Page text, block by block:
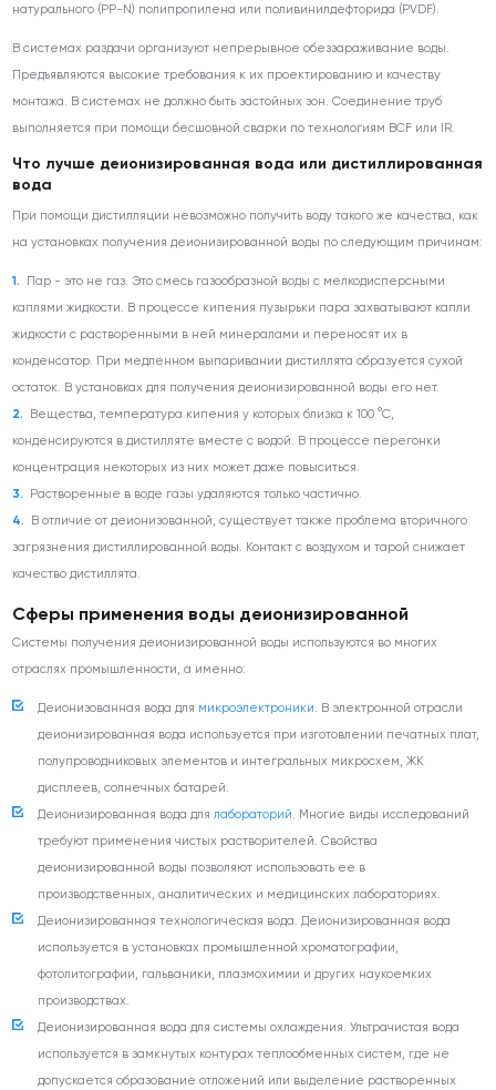
натурального (PP-N) полипропилена или поливинилдефторида (PVDF).
В системах раздачи организуют непрерывное обеззараживание воды.
Предъявляются высокие требования к их проектированию и качеству
монтажа. В системах не должно быть застойных зон. Соединение труб
выполняется при помощи бесшовной сварки по технологиям BCF или IR.
Что лучше деионизированная вода или дистиллированная
вода
При помощи дистилляции невозможно получить воду такого же качества, как
на установках получения деионизированной воды по следующим причинам:
Пар - это не газ. Это смесь газообразной воды с мелкодисперсными
каплями жидкости. В процессе кипения пузырьки пара захватывают капли
жидкости с растворенными в ней минералами и переносят их в
конденсатор. При медленном выпаривании дистиллята образуется сухой
остаток. В установках для получения деионизированной воды его нет.
Вещества, температура кипения у которых близка к 100 °C,
конденсируются в дистилляте вместе с водой. В процессе перегонки
концентрация некоторых из них может даже повыситься.
Растворенные в воде газы удаляются только частично.
В отличие от деионизованной, существует также проблема вторичного
загрязнения дистиллированной воды. Контакт с воздухом и тарой снижает
качество дистиллята.
Сферы применения воды деионизированной
Системы получения деионизированной воды используются во многих
отраслях промышленности, а именно:
Деионизованная вода для микроэлектроники. В электронной отрасли
деионизированная вода используется при изготовлении печатных плат,
полупроводниковых элементов и интегральных микросхем, ЖК
дисплеев, солнечных батарей.
Деионизированная вода для лабораторий. Многие виды исследований
требуют применения чистых растворителей. Свойства
деионизированной воды позволяют использовать ее в
производственных, аналитических и медицинских лабораториях.
Деионизированная технологическая вода. Деионизированная вода
используется в установках промышленной хроматографии,
фотолитографии, гальваники, плазмохимии и других наукоемких
производствах.
Деионизированная вода для системы охлаждения. Ультрачистая вода
используется в замкнутых контурах теплообменных систем, где не
допускается образование отложений или выделение растворенных